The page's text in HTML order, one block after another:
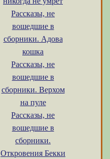
Рассказы, не
вошедшие в
сборники. Адова
кошка
Рассказы, не
вошедшие в
сборники. Верхом
на пуле
Рассказы, не
вошедшие в
сборники.
Откровения Бекки